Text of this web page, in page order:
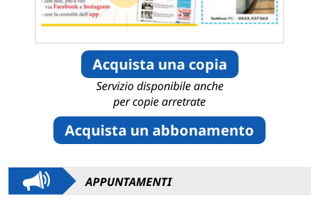
Acquista una copia
Servizio disponibile anche
per copie arretrate
Acquista un abbonamento
APPUNTAMENTI